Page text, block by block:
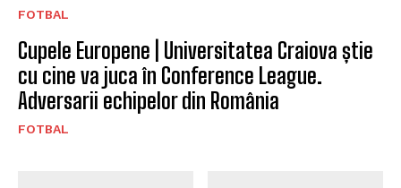
FOTBAL
Cupele Europene | Universitatea Craiova știe
cu cine va juca în Conference League.
Adversarii echipelor din România
FOTBAL